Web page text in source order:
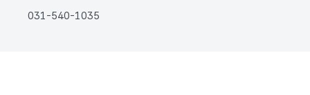
031-540-1035